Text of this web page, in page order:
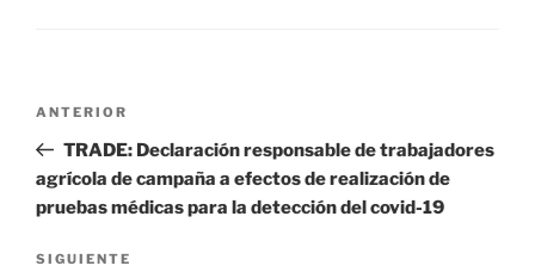
Navegación
entradas
Entrada
anterior:
ANTERIOR
TRADE: Declaración responsable de trabajadores
agrícola de campaña a efectos de realización de
pruebas médicas para la detección del covid-19
Siguiente
SIGUIENTE